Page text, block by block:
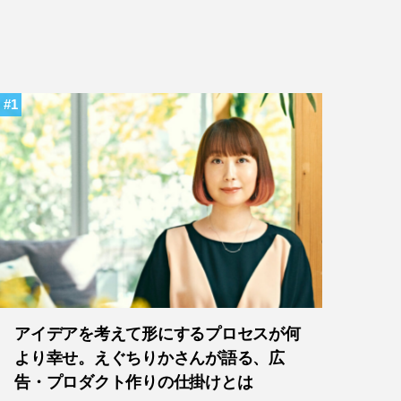
1
アイデアを考えて形にするプロセスが何
より幸せ。えぐちりかさんが語る、広
告・プロダクト作りの仕掛けとは